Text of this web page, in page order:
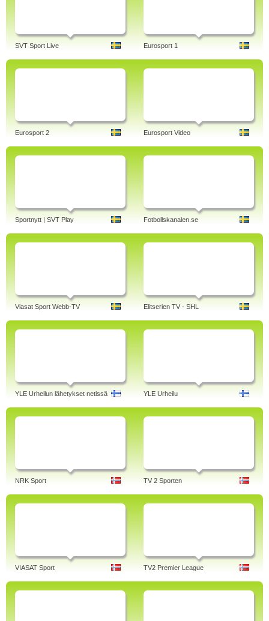
SVT Sport Live Eurosport 1
Eurosport 2 Eurosport Video
Sportnytt | SVT Play Fotbollskanalen.se
Viasat Sport Webb-TV Elitserien TV - SHL
YLE Urheilun lähetykset netissä YLE Urheilu
NRK Sport TV 2 Sporten
VIASAT Sport TV2 Premier League